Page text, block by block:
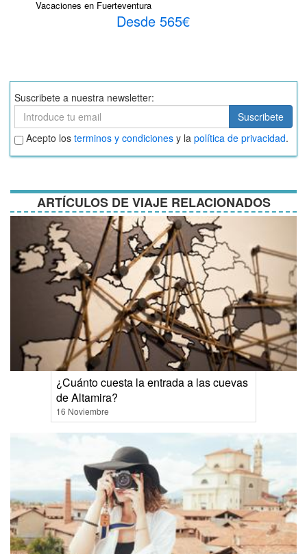
Vacaciones en Fuerteventura
Desde 565€
Suscribete a nuestra newsletter:
Suscribete
Suscribete
Aceptar
términos
y
Acepto los terminos y condiciones y la política de privacidad.
ARTÍCULOS DE VIAJE RELACIONADOS
¿Cuánto cuesta la entrada a las cuevas
de Altamira?
16 Noviembre